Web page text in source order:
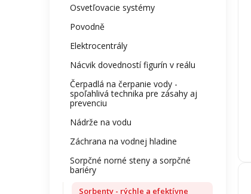
Osvetľovacie systémy
Povodně
Elektrocentrály
Nácvik dovedností figurín v reálu
Čerpadlá na čerpanie vody -
spoľahlivá technika pre zásahy aj
prevenciu
Nádrže na vodu
Záchrana na vodnej hladine
Sorpčné norné steny a sorpčné
bariéry
Sorbenty - rýchle a efektívne